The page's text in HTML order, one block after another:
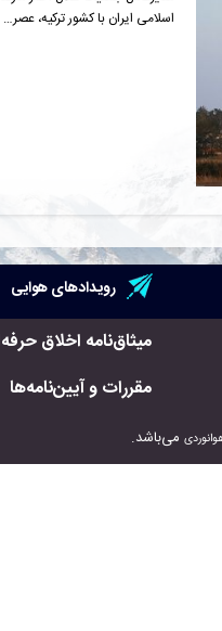
اسلامی ایران با کشور ترکیه، عصر…
رویدادهای هوایی
میثاق‌نامه اخلاق
مقررات و آیین‌نامه‌ها
می‌باشد.